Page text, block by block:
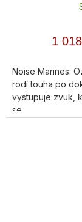
1
Noise Marines:
rodí touha po
vystupuje zvuk,
se...